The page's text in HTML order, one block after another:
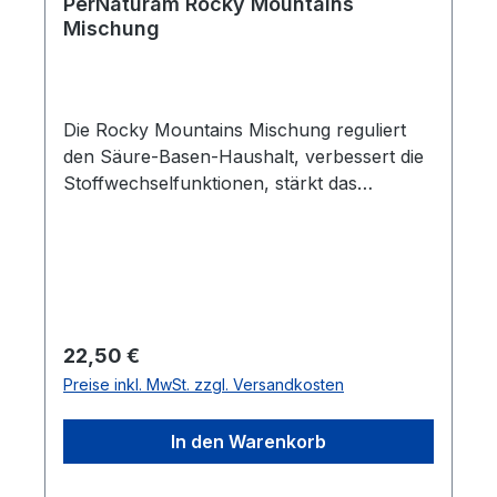
Mischung
Die Rocky Mountains Mischung reguliert
den Säure-Basen-Haushalt, verbessert die
Stoffwechselfunktionen, stärkt das
Futtersuche ihren Instinkten. Auf den
mastigen mitteleuropäischen Weiden fehlt
den Pferden die Pflanzenvielfalt, Rohfaser
und viele sekundäre Inhaltsstoffe. Diese
Mischung hilft bei Futterumstellungen und
Regulärer Preis:
22,50 €
Preise inkl. MwSt. zzgl. Versandkosten
In den Warenkorb